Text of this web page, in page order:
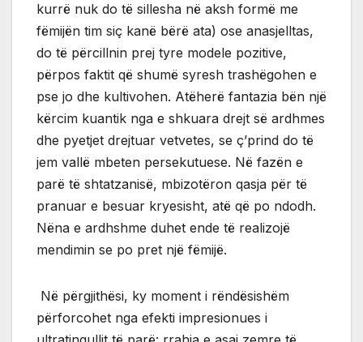
kurrë nuk do të sillesha në aksh formë me
fëmijën tim siç kanë bërë ata) ose anasjelltas,
do të përcillnin prej tyre modele pozitive,
përpos faktit që shumë syresh trashëgohen e
pse jo dhe kultivohen. Atëherë fantazia bën një
kërcim kuantik nga e shkuara drejt së ardhmes
dhe pyetjet drejtuar vetvetes, se ç’prind do të
jem vallë mbeten persekutuese. Në fazën e
parë të shtatzanisë, mbizotëron qasja për të
pranuar e besuar kryesisht, atë që po ndodh.
Nëna e ardhshme duhet ende të realizojë
mendimin se po pret një fëmijë.
Në përgjithësi, ky moment i rëndësishëm
përforcohet nga efekti impresionues i